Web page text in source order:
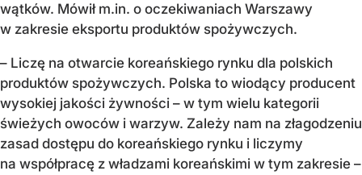
wątków. Mówił m.in. o oczekiwaniach Warszawy
w zakresie eksportu produktów spożywczych.
– Liczę na otwarcie koreańskiego rynku dla polskich
produktów spożywczych. Polska to wiodący producent
wysokiej jakości żywności – w tym wielu kategorii
świeżych owoców i warzyw. Zależy nam na złagodzeniu
zasad dostępu do koreańskiego rynku i liczymy
na współpracę z władzami koreańskimi w tym zakresie –